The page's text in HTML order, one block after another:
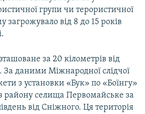
групи чи терористичної
загрожувало від 8 до 15 років
за 20 кілометрів від
За даними Міжнародної слідчої
з установки «Бук» по «Боїнгу»
району селища Первомайське за
від Сніжного. Ця територія